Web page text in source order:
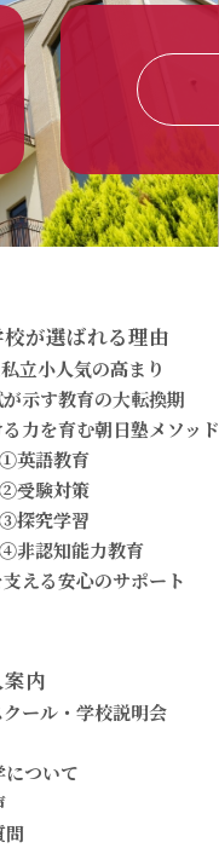
が選ばれる理由
立小人気の高まり
示す教育の大転換期
力を育む朝日塾メソッド
英語教育
受験対策
探究学習
非認知能力教育
える安心のサポート
内
ール・学校説明会
について
問